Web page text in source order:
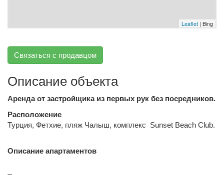
Leaflet | Bing
Связаться с продавцом
Описание объекта
Аренда от застройщика из первых рук без посредников.
Расположение
Турция, Фетхие, пляж Чалыш, комплекс Sunset Beach Club.
Описание апартаментов